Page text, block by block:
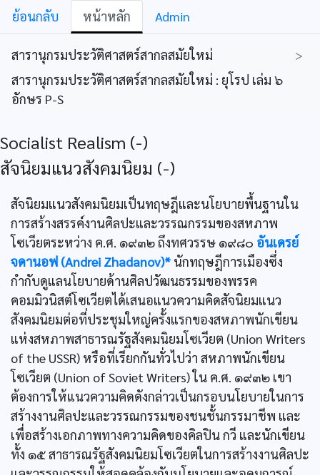
ย้อนกลับ หน้าหลัก Admin
สารานุกรมประวัติศาสตร์สากลสมัยใหม่
>
สารานุกรมประวัติศาสตร์สากลสมัยใหม่ : ยุโรป เล่ม ๖
อักษร P-S
Socialist Realism (-)
สัจนิยมแนวสังคมนิยม (-)
สัจนิยมแนวสังคมนิยมเป็นทฤษฎีและนโยบายพื้นฐานใน
การสร้างสรรค์งานศิลปะและวรรณกรรมของสหภาพ
โซเวียตระหว่าง ค.ศ. ๑๙๓๒ ถึงทศวรรษ ๑๙๘๐ อันเดรย์
จดานอฟ (Andrei Zhadanov)* นักทฤษฎีการเมืองซึ่ง
กำกับดูแลนโยบายด้านศิลปวัฒนธรรมของพรรค
คอมมิวนิสต์โซเวียตได้เสนอแนวความคิดสัจนิยมแนว
สังคมนิยมต่อที่ประชุมใหญ่ครั้งแรกของสหภาพนักเขียน
แห่งสหภาพสาธารณรัฐสังคมนิยมโซเวียต (Union Writers
of the USSR) หรือที่เรียกกันทั่วไปว่า สหภาพนักเขียน
โซเวียต (Union of Soviet Writers) ใน ค.ศ. ๑๙๓๒ เขา
ต้องการให้แนวความคิดดังกล่าวเป็นกรอบนโยบายในการ
สร้างงานศิลปะและวรรณกรรมของชนชั้นกรรมาชีพ และ
เพื่อสร้างเอกภาพทางความคิดของคิลปิน กวี และนักเขียน
ทั้ง ๑๕ สาธารณรัฐสังคมนิยมโซเวียตในการสร้างงานศิลปะ